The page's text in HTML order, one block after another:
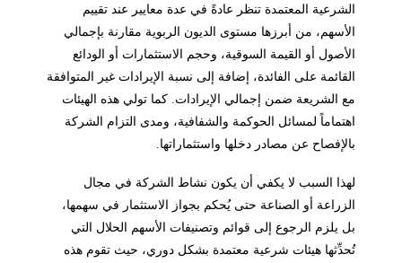
الشرعية المعتمدة تنظر عادةً في عدة معايير عند تقييم
الأسهم، من أبرزها مستوى الديون الربوية مقارنة بإجمالي
الأصول أو القيمة السوقية، وحجم الاستثمارات أو الودائع
القائمة على الفائدة، إضافة إلى نسبة الإيرادات غير المتوافقة
مع الشريعة ضمن إجمالي الإيرادات. كما تولي هذه الهيئات
اهتماماً لمسائل الحوكمة والشفافية، ومدى التزام الشركة
بالإفصاح عن مصادر دخلها واستثماراتها.
لهذا السبب لا يكفي أن يكون نشاط الشركة في مجال
الزراعة أو الصناعة حتى يُحكم بجواز الاستثمار في سهمها،
بل يلزم الرجوع إلى قوائم وتصنيفات الأسهم الحلال التي
تُحدِّثها هيئات شرعية معتمدة بشكل دوري، حيث تقوم هذه